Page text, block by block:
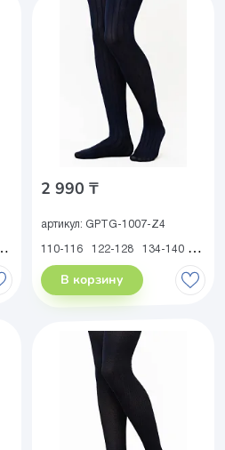
158-164
2 990 ₸
артикул: GPTG-1007-Z4
110-116 122-128 134-140 146-
В корзину